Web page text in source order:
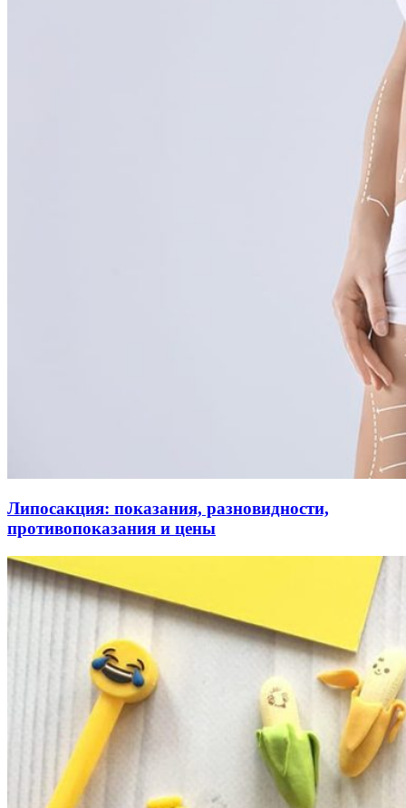
Липосакция: показания, разновидности,
противопоказания и цены